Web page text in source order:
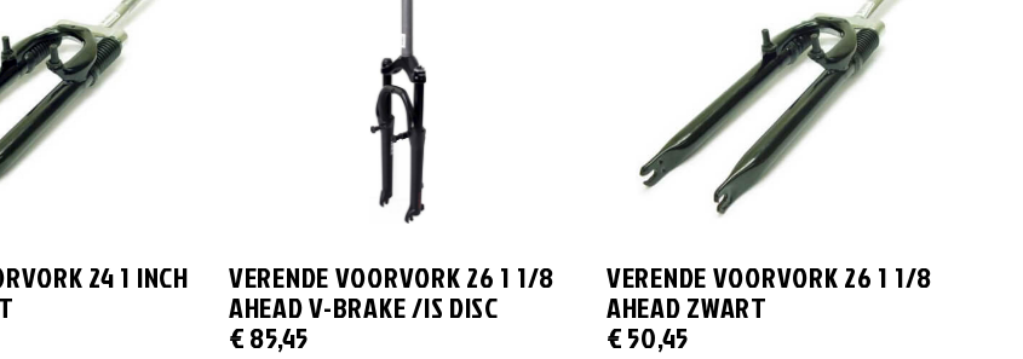
24 1 INCH VERENDE VOORVORK 26 1 1/8
AHEAD V-BRAKE /IS DISC
€85,45
VERENDE VOORVORK 26 1 1/8
AHEAD ZWART
€50,45